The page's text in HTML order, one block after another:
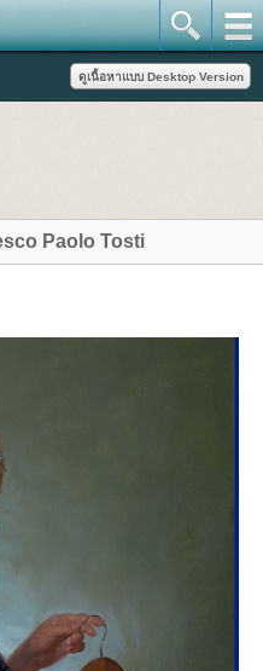
Paolo Tosti